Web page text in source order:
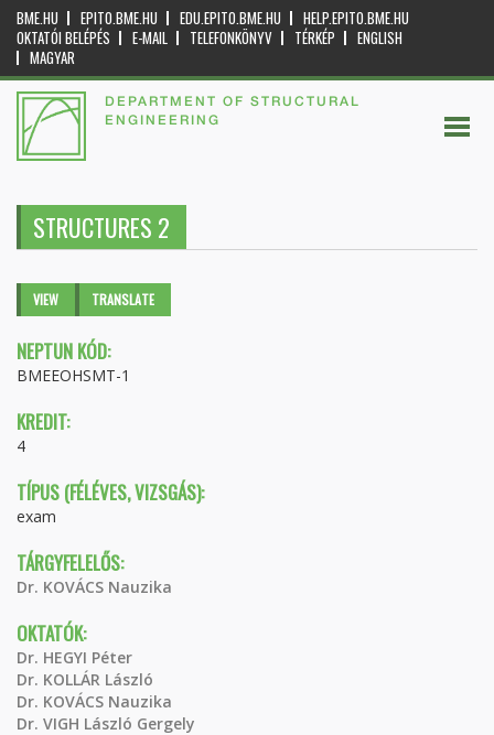
BME.HU EPITO.BME.HU EDU.EPITO.BME.HU
HELP.EPITO.BME.HU
OKTATÓI BELÉPÉS
E-MAIL TELEFONKÖNYV TÉRKÉP
ENGLISH
MAGYAR
DEPARTMENT OF STRUCTURAL
ENGINEERING
STRUCTURES 2
Primary tabs
VIEW (ACTIVETRANSLATE
NEPTUN KÓD:
BMEEOHSMT-1
KREDIT:
4
TÍPUS (FÉLÉVES, VIZSGÁS):
exam
TÁRGYFELELŐS:
Dr. KOVÁCS Nauzika
OKTATÓK:
Dr. HEGYI Péter
Dr. KOLLÁR László
Dr. KOVÁCS Nauzika
Dr. VIGH László Gergely